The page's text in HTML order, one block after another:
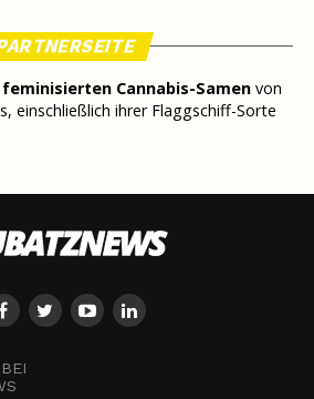
feminisierten Cannabis-Samenvon
einschließlich ihrer Flaggschiff-Sorte